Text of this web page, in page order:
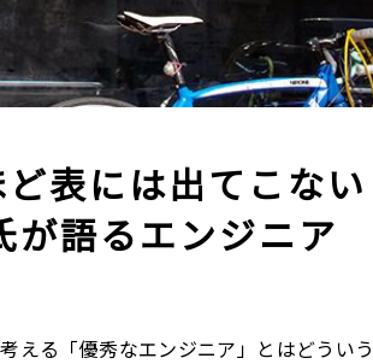
表には出てこない
が語るエンジニア
える「優秀なエンジニア」とはどういう